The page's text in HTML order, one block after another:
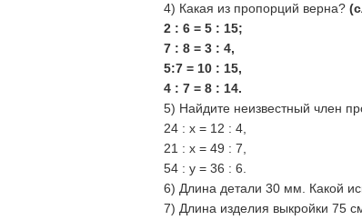
4) Какая из пропорций верна?
2 : 6 = 5 : 15;
7 : 8 = 3 : 4,
5:7 = 10 : 15,
4 : 7 = 8 : 14.
5) Найдите неизвестный член
24 : х = 12 : 4,
21 : х = 49 : 7,
54 : у = 36 : 6.
6) Длина детали 30 мм. Какой
7) Длина изделия выкройки 75